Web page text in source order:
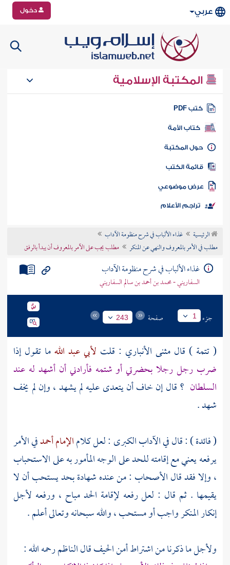
عربي دخول
المكتبة الإسلامية
كتب PDF
كتاب الأمة
المكتبة
الكتب
موضوعي
تراجم الأعلام
الرئيسية
غذاء الألباب في شرح منظومة الآداب
مطلب في الأمر بالمعروف والنهي عن المنكر
مطلب يجب على الآمر بالمعروف أن يبدأ بالرفق
غذاء الألباب في شرح منظومة الآداب
السفاريني - محمد بن أحمد بن سالم السفاريني
جزء 1 صفحة 243
( تتمة ) قالمثنى الأنباري : قلت لأبي عبد اللهما تقول إذا
ضرب رجل رجلا بحضرتي أو شتمه فأرادني أن أشهد له عند
السلطان ؟ قال إن خاف أن يتعدى عليه لم يشهد ، وإن لم يخف
شهد .
( فائدة ) : قال في الآداب الكبرى : لعل كلامالإمام أحمدفي الأمر
يرفعه يعني مع إقامته للحد على الوجه المأمور به على الاستحباب
، وإلا فقد قال الأصحاب : من عنده شهادة بحد يستحب أن لا
يقيمها . ثم قال : لعل رفعه لإقامة الحد مباح ، ورفعه لأجل
إنكار المنكر واجب أو مستحب ، والله سبحانه وتعالى أعلم .
ولأجل ما ذكرنا من اشتراط أمن الحيف قالالناظمرحمه الله :